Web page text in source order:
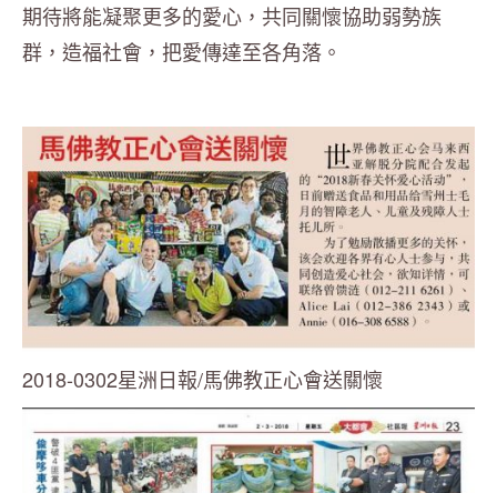
期待將能凝聚更多的愛心，共同關懷協助弱勢族
群，造福社會，把愛傳達至各角落。
2018-0302星洲日報/馬佛教正心會送關懷